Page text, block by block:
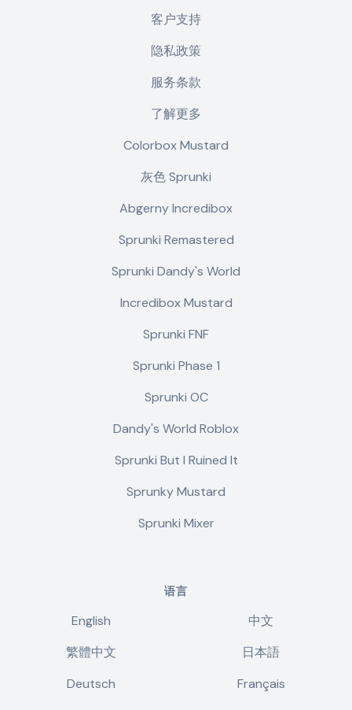
客户支持
隐私政策
服务条款
了解更多
Colorbox Mustard
灰色 Sprunki
Abgerny Incredibox
Sprunki Remastered
Sprunki Dandy's World
Incredibox Mustard
Sprunki FNF
Sprunki Phase 1
Sprunki OC
Dandy's World Roblox
Sprunki But I Ruined It
Sprunky Mustard
Sprunki Mixer
语言
English
中文
繁體中文
日本語
Deutsch
Français